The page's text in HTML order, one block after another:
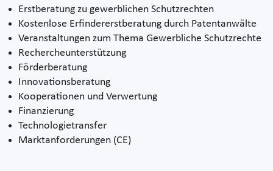
Erstberatung zu gewerblichen Schutzrechten
Kostenlose Erfindererstberatung durch Patentanwälte
Veranstaltungen zum Thema Gewerbliche Schutzrechte
Rechercheunterstützung
Förderberatung
Innovationsberatung
Kooperationen und Verwertung
Finanzierung
Technologietransfer
Marktanforderungen (CE)